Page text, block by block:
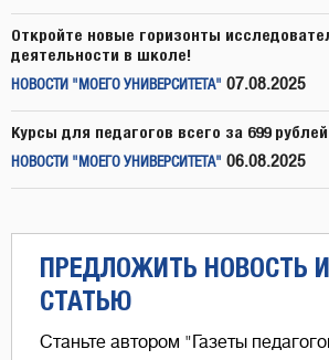
Откройте новые горизонты
деятельности в школе!
НОВОСТИ "МОЕГО УНИВЕРСИТЕТА" 07.08.2025
Курсы для педагогов всего за 699
НОВОСТИ "МОЕГО УНИВЕРСИТЕТА" 06.08.2025
ПРЕДЛОЖИТЬ НОВОСТЬ
СТАТЬЮ
Станьте автором "Газеты